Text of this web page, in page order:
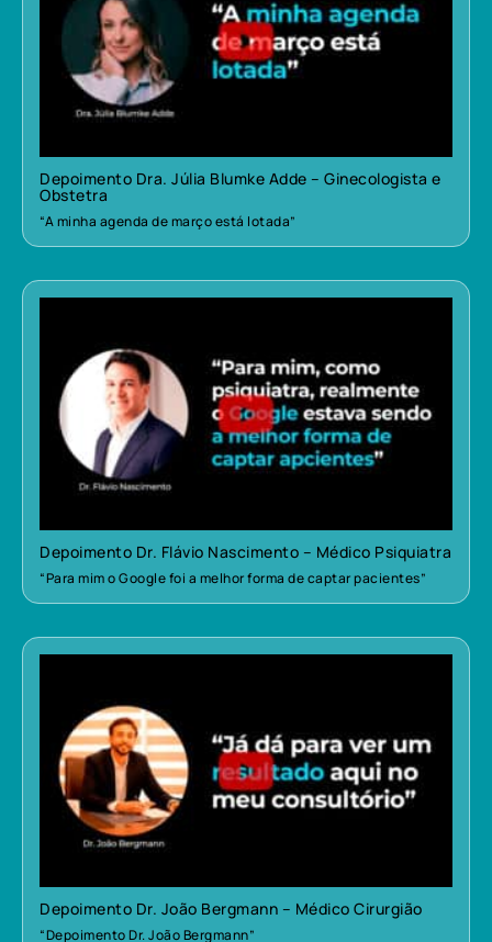
Depoimento Dra. Júlia Blumke Adde – Ginecologista e
Obstetra
“A minha agenda de março está lotada”
Depoimento Dr. Flávio Nascimento – Médico Psiquiatra
“Para mim o Google foi a melhor forma de captar pacientes”
Depoimento Dr. João Bergmann – Médico Cirurgião
“Depoimento Dr. João Bergmann”